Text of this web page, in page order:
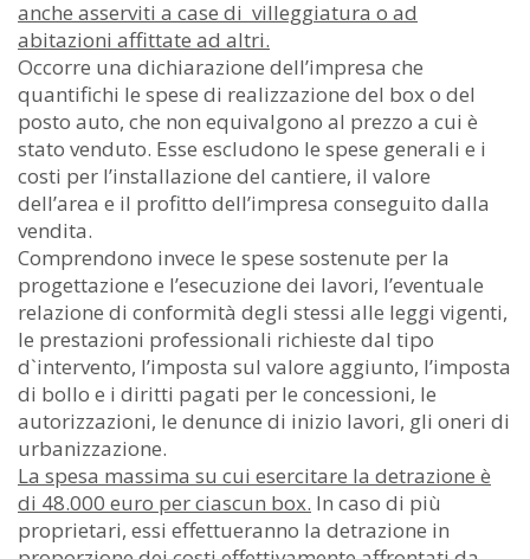
anche asserviti a case di villeggiatura o ad
abitazioni affittate ad altri.
Occorre una dichiarazione dell’impresa che
quantifichi le spese di realizzazione del box o del
posto auto, che non equivalgono al prezzo a cui è
stato venduto. Esse escludono le spese generali e i
costi per l’installazione del cantiere, il valore
dell’area e il profitto dell’impresa conseguito dalla
vendita.
Comprendono invece le spese sostenute per la
progettazione e l’esecuzione dei lavori, l’eventuale
relazione di conformità degli stessi alle leggi vigenti,
le prestazioni professionali richieste dal tipo
d`intervento, l’imposta sul valore aggiunto, l’imposta
di bollo e i diritti pagati per le concessioni, le
autorizzazioni, le denunce di inizio lavori, gli oneri di
urbanizzazione.
La spesa massima su cui esercitare la detrazione è
di 48.000 euro per ciascun box. In caso di più
proprietari, essi effettueranno la detrazione in